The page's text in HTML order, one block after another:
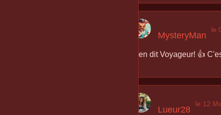
MysteryMan
le
Bien dit Voyageur! 👍
Lueur28
le 12